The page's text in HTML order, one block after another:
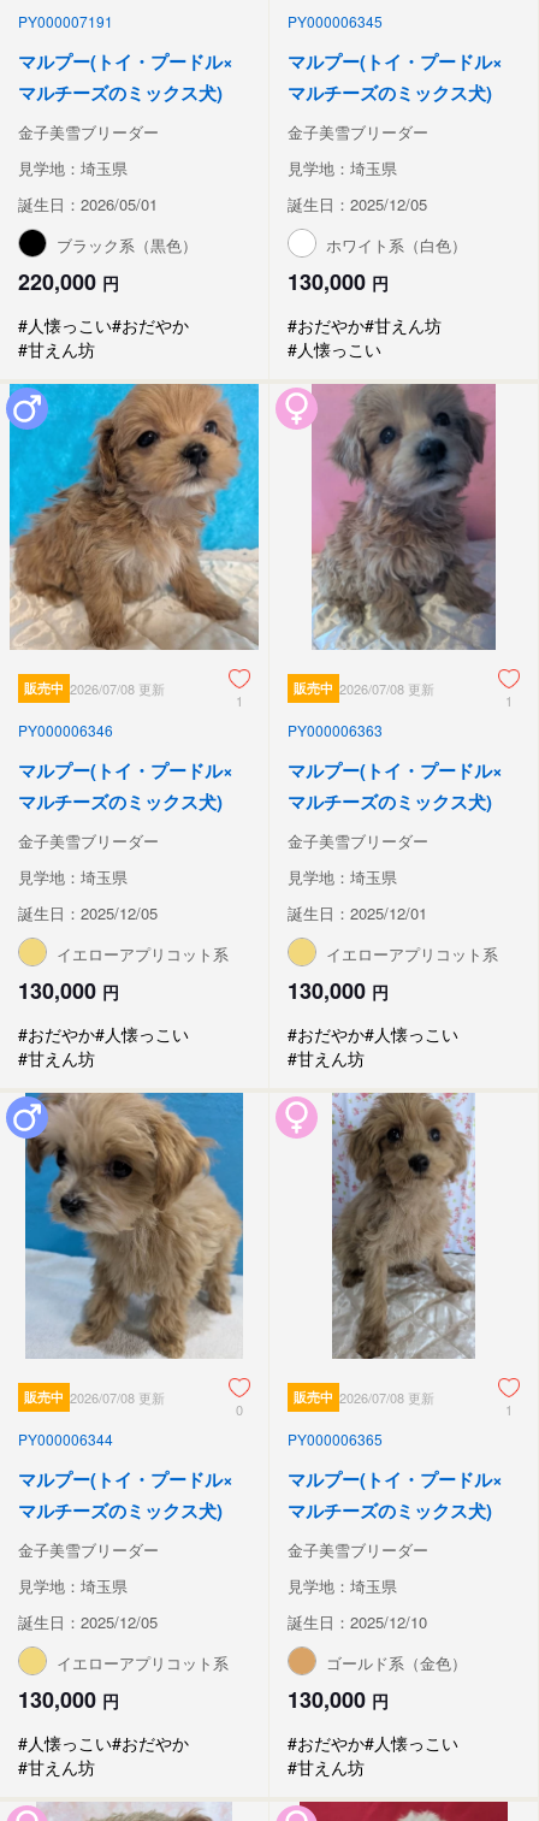
PY000007191
マルプー(トイ・プードル×
マルチーズのミックス犬)
金子美雪ブリーダー
見学地：埼玉県
誕生日：2026/05/01
ブラック系（黒色）
220,000 円
#人懐っこい#おだやか
#甘えん坊
PY000006345
マルプー(トイ・プードル×
マルチーズのミックス犬)
金子美雪ブリーダー
見学地：埼玉県
誕生日：2025/12/05
ホワイト系（白色）
130,000 円
#おだやか#甘えん坊
#人懐っこい
販売中 2026/07/08 更新
1
PY000006346
マルプー(トイ・プードル×
マルチーズのミックス犬)
金子美雪ブリーダー
見学地：埼玉県
誕生日：2025/12/05
イエローアプリコット系
130,000 円
#おだやか#人懐っこい
#甘えん坊
販売中 2026/07/08 更新
1
PY000006363
マルプー(トイ・プードル×
マルチーズのミックス犬)
金子美雪ブリーダー
見学地：埼玉県
誕生日：2025/12/01
イエローアプリコット系
130,000 円
#おだやか#人懐っこい
#甘えん坊
販売中 2026/07/08 更新
0
PY000006344
マルプー(トイ・プードル×
マルチーズのミックス犬)
金子美雪ブリーダー
見学地：埼玉県
誕生日：2025/12/05
イエローアプリコット系
130,000 円
#人懐っこい#おだやか
#甘えん坊
販売中 2026/07/08 更新
1
PY000006365
マルプー(トイ・プードル×
マルチーズのミックス犬)
金子美雪ブリーダー
見学地：埼玉県
誕生日：2025/12/10
ゴールド系（金色）
130,000 円
#おだやか#人懐っこい
#甘えん坊